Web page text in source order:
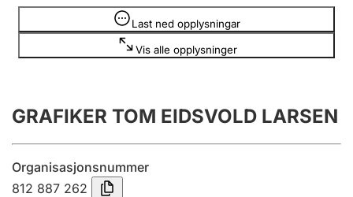
Registrere, endre, slette
Innsending og forseinkingsgebyr
Last ned opplysningar
Vis alle opplysninger
Opplysninger er skjult
GRAFIKER TOM EIDSVOLD LARSEN
Organisasjonsnummer
812 887 262